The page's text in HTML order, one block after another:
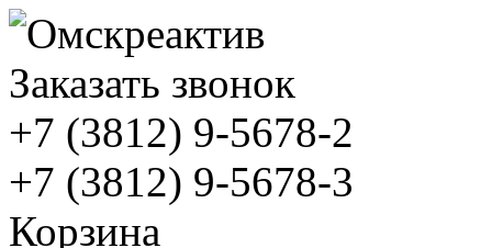
Заказать звонок
+7 (3812) 9-5678-2
+7 (3812) 9-5678-3
Корзина